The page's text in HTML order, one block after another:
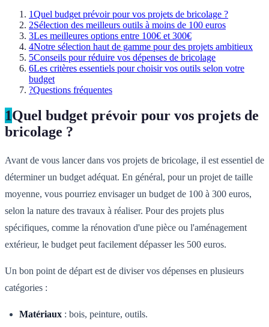
1Quel budget prévoir pour vos projets de bricolage ?
2Sélection des meilleurs outils à moins de 100 euros
3Les meilleures options entre 100€ et 300€
4Notre sélection haut de gamme pour des projets ambitieux
5Conseils pour réduire vos dépenses de bricolage
6Les critères essentiels pour choisir vos outils selon votre
budget
?Questions fréquentes
1Quel budget prévoir pour vos projets de
bricolage ?
Avant de vous lancer dans vos projets de bricolage, il est essentiel de
déterminer un budget adéquat. En général, pour un projet de taille
moyenne, vous pourriez envisager un budget de 100 à 300 euros,
selon la nature des travaux à réaliser. Pour des projets plus
spécifiques, comme la rénovation d'une pièce ou l'aménagement
extérieur, le budget peut facilement dépasser les 500 euros.
Un bon point de départ est de diviser vos dépenses en plusieurs
catégories :
Matériaux : bois, peinture, outils.